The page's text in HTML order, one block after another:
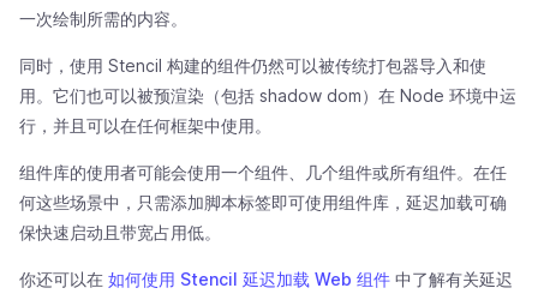
一次绘制所需的内容。
同时，使用 Stencil 构建的组件仍然可以被传统打包器导入和使
用。它们也可以被预渲染（包括 shadow dom）在 Node 环境中运
行，并且可以在任何框架中使用。
组件库的使用者可能会使用一个组件、几个组件或所有组件。在任
何这些场景中，只需添加脚本标签即可使用组件库，延迟加载可确
保快速启动且带宽占用低。
你还可以在 如何使用 Stencil 延迟加载 Web 组件 中了解有关延迟